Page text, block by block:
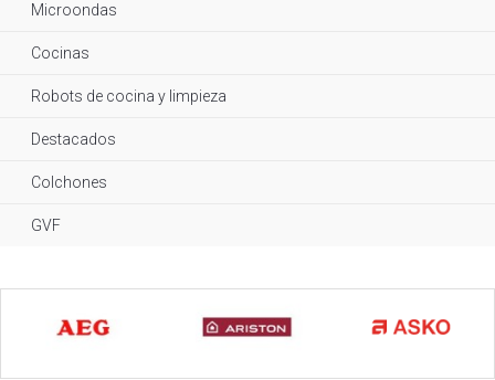
Microondas
Cocinas
Robots de cocina y limpieza
Destacados
Colchones
GVF